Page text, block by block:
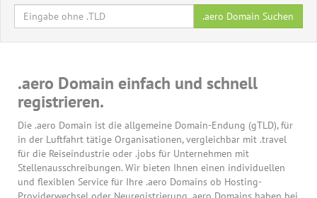
.aero Domain Suchen
.aero Domain einfach und schnell
registrieren.
Die .aero Domain ist die allgemeine Domain-Endung (gTLD), für
in der Luftfahrt tätige Organisationen, vergleichbar mit .travel
für die Reiseindustrie oder .jobs für Unternehmen mit
Stellenausschreibungen. Wir bieten Ihnen einen individuellen
und flexiblen Service für Ihre .aero Domains ob Hosting-